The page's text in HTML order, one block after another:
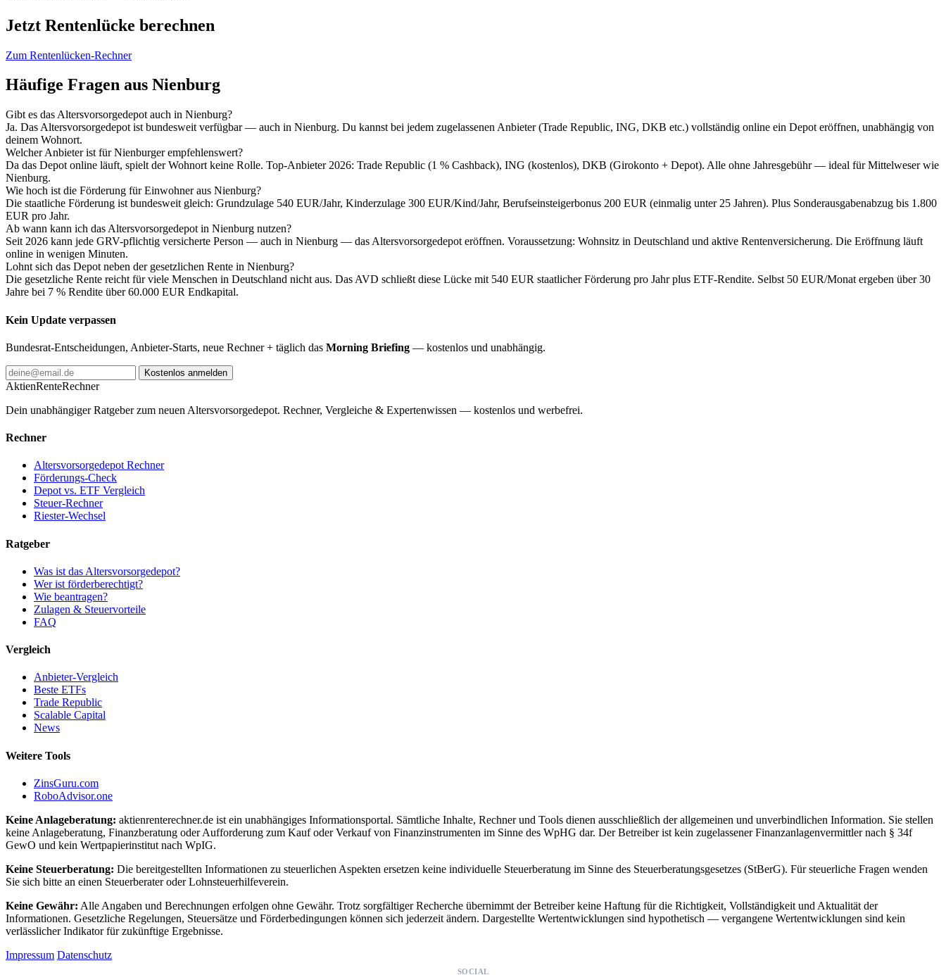
Jetzt Rentenlücke berechnen
Zum Rentenlücken-Rechner
Häufige Fragen aus Nienburg
Gibt es das Altersvorsorgedepot auch in Nienburg?
Ja. Das Altersvorsorgedepot ist bundesweit verfügbar — auch in Nienburg. Du kannst bei jedem zugelassenen Anbieter (Trade Republic, ING, DKB etc.) vollständig online ein Depot eröffnen, unabhängig von
deinem Wohnort.
Welcher Anbieter ist für Nienburger empfehlenswert?
Da das Depot online läuft, spielt der Wohnort keine Rolle. Top-Anbieter 2026: Trade Republic (1 % Cashback), ING (kostenlos), DKB (Girokonto + Depot). Alle ohne Jahresgebühr — ideal für Mittelweser wie
Nienburg.
Wie hoch ist die Förderung für Einwohner aus Nienburg?
Die staatliche Förderung ist bundesweit gleich: Grundzulage 540 EUR/Jahr, Kinderzulage 300 EUR/Kind/Jahr, Berufseinsteigerbonus 200 EUR (einmalig unter 25 Jahren). Plus Sonderausgabenabzug bis 1.800
EUR pro Jahr.
Ab wann kann ich das Altersvorsorgedepot in Nienburg nutzen?
Seit 2026 kann jede GRV-pflichtig versicherte Person — auch in Nienburg — das Altersvorsorgedepot eröffnen. Voraussetzung: Wohnsitz in Deutschland und aktive Rentenversicherung. Die Eröffnung läuft
online in wenigen Minuten.
Lohnt sich das Depot neben der gesetzlichen Rente in Nienburg?
Die gesetzliche Rente reicht für viele Menschen in Deutschland nicht aus. Das AVD schließt diese Lücke mit 540 EUR staatlicher Förderung pro Jahr plus ETF-Rendite. Selbst 50 EUR/Monat ergeben über 30
Jahre bei 7 % Rendite über 60.000 EUR Endkapital.
Kein Update verpassen
Bundesrat-Entscheidungen, Anbieter-Starts, neue Rechner + täglich das Morning Briefing — kostenlos und unabhängig.
Kostenlos anmelden
AktienRenteRechner
Dein unabhängiger Ratgeber zum neuen Altersvorsorgedepot. Rechner, Vergleiche & Expertenwissen — kostenlos und werbefrei.
Rechner
Altersvorsorgedepot Rechner
Förderungs-Check
Depot vs. ETF Vergleich
Steuer-Rechner
Riester-Wechsel
Ratgeber
Was ist das Altersvorsorgedepot?
Wer ist förderberechtigt?
Wie beantragen?
Zulagen & Steuervorteile
FAQ
Vergleich
Anbieter-Vergleich
Beste ETFs
Trade Republic
Scalable Capital
News
Weitere Tools
ZinsGuru.com
RoboAdvisor.one
Keine Anlageberatung: aktienrenterechner.de ist ein unabhängiges Informationsportal. Sämtliche Inhalte, Rechner und Tools dienen ausschließlich der allgemeinen und unverbindlichen Information. Sie stellen
keine Anlageberatung, Finanzberatung oder Aufforderung zum Kauf oder Verkauf von Finanzinstrumenten im Sinne des WpHG dar. Der Betreiber ist kein zugelassener Finanzanlagenvermittler nach § 34f
GewO und kein Wertpapierinstitut nach WpIG.
Keine Steuerberatung: Die bereitgestellten Informationen zu steuerlichen Aspekten ersetzen keine individuelle Steuerberatung im Sinne des Steuerberatungsgesetzes (StBerG). Für steuerliche Fragen wenden
Sie sich bitte an einen Steuerberater oder Lohnsteuerhilfeverein.
Keine Gewähr: Alle Angaben und Berechnungen erfolgen ohne Gewähr. Trotz sorgfältiger Recherche übernimmt der Betreiber keine Haftung für die Richtigkeit, Vollständigkeit und Aktualität der
Informationen. Gesetzliche Regelungen, Steuersätze und Förderbedingungen können sich jederzeit ändern. Dargestellte Wertentwicklungen sind hypothetisch — vergangene Wertentwicklungen sind kein
verlässlicher Indikator für zukünftige Ergebnisse.
Impressum Datenschutz
SOCIAL